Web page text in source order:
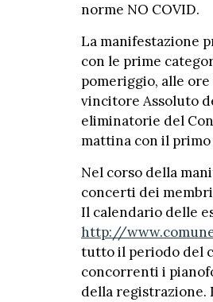
norme NO COVID.
La manifestazione
con le prime
pomeriggio, alle
vincitore Assoluto
eliminatorie del
mattina con il
Nel corso della
concerti dei
Il calendario delle
http://
tutto il periodo del
concorrenti i
della registrazione.